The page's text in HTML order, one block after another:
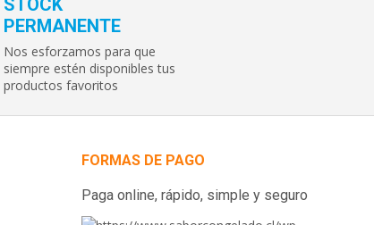
STOCK
PERMANENTE
Nos esforzamos para que
siempre estén disponibles tus
productos favoritos
FORMAS DE PAGO
Paga online, rápido, simple y seguro